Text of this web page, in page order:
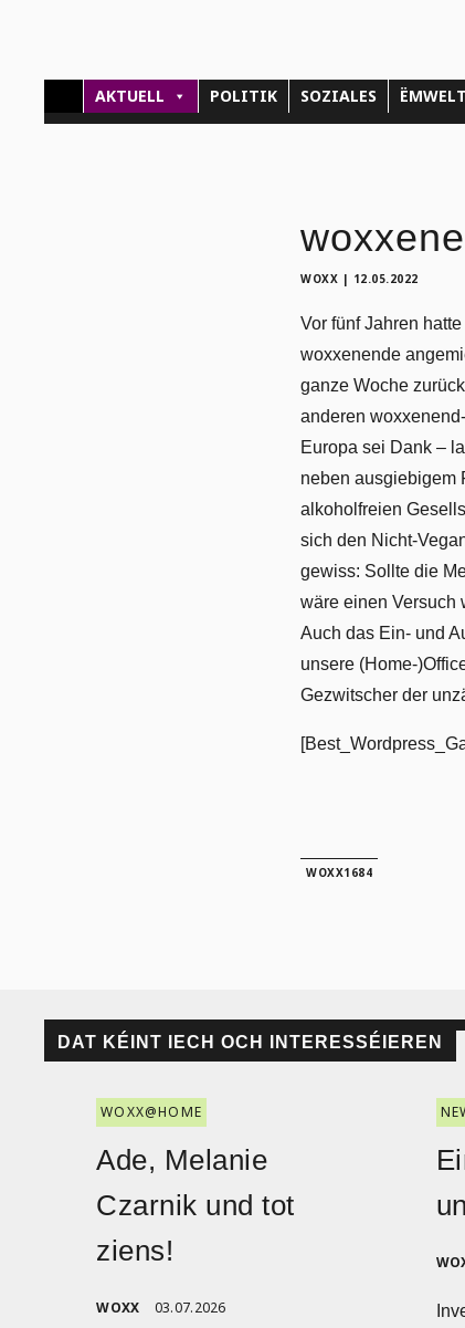
AKTUELL POLITIK SOZIALES ËMWELT
WOXX | 12.05.2022
Vor fünf Jahren
woxxenende
ganze Woche
anderen
Europa sei Dank –
neben ausgiebigem
alkoholfreien
sich den Nicht-
gewiss: Sollte die
wäre einen Versuch
Auch das Ein- und
unsere (Home-
Gezwitscher der
WOXX1684
DAT KÉINT IECH OCH INTERESSÉIEREN
WOXX@HOME
Ade, Melanie
Czarnik und tot
ziens!
WOXX 03.07.2026